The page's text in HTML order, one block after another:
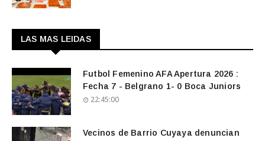
LAS MAS LEIDAS
Futbol Femenino AFA Apertura 2026 :
Fecha 7 - Belgrano 1- 0 Boca Juniors
22:45:00
Vecinos de Barrio Cuyaya denuncian